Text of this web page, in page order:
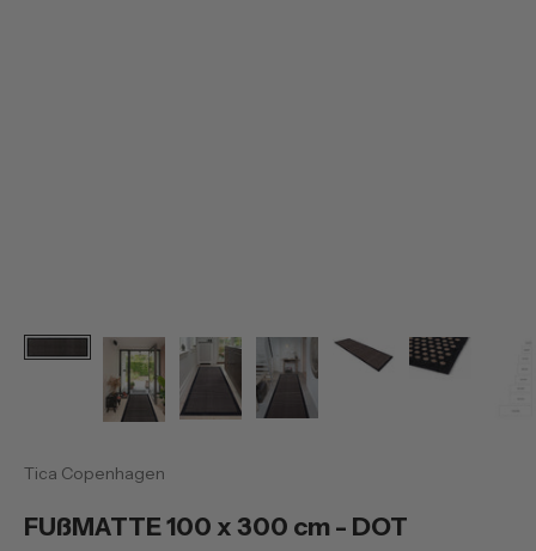
Tica Copenhagen
FUßMATTE 100 x 300 cm - DOT